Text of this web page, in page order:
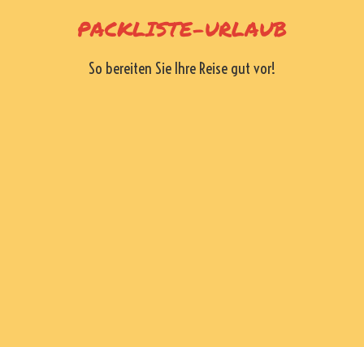
PACKLISTE-URLAUB
So bereiten Sie Ihre Reise gut vor!